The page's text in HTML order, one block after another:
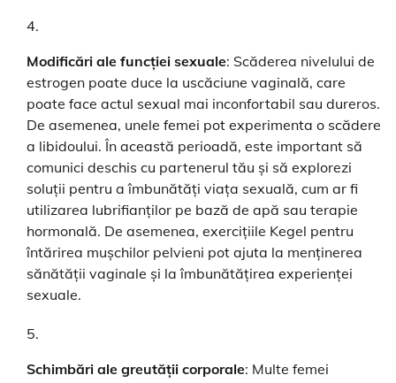
Modificări ale funcției sexuale: Scăderea nivelului de
estrogen poate duce la uscăciune vaginală, care
poate face actul sexual mai inconfortabil sau dureros.
De asemenea, unele femei pot experimenta o scădere
a libidoului. În această perioadă, este important să
comunici deschis cu partenerul tău și să explorezi
soluții pentru a îmbunătăți viața sexuală, cum ar fi
utilizarea lubrifianților pe bază de apă sau terapie
hormonală. De asemenea, exercițiile Kegel pentru
întărirea mușchilor pelvieni pot ajuta la menținerea
sănătății vaginale și la îmbunătățirea experienței
sexuale.
Schimbări ale greutății corporale: Multe femei